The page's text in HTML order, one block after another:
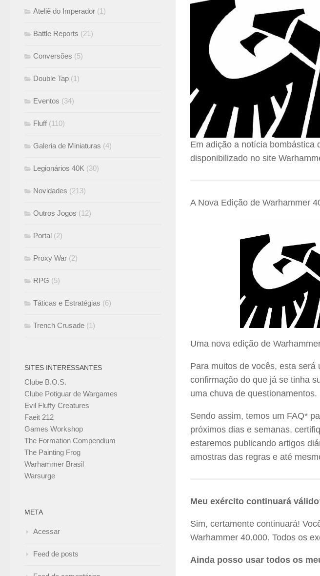
Em adição a notícia bombástica
disponibilizado no site
A Nova Edição de Warhammer
Uma nova edição de
Para muitos de vocês, esta
confirmação do que já se tinha
uma chuva de questionamentos.
Sendo assim, temos um FAQ*
próximos dias e semanas,
estaremos publicando artigos
amostras das regras e até
Meu exército continuará
Sim, certamente continuará!
Warhammer 40.000. Todos os
Ainda posso usar todos os
Ateliê do Imperador (1)
Battle Reports (21)
Conversões (5)
Double Tap (1)
Eventos (34)
Fluff (110)
Galeria de Miniaturas (4)
Legionários 40K (30)
Novidades (213)
Outros Jogos (12)
Portal (2)
Proxy War (2)
RPG (5)
Táticas e Estratégias (6)
Trench Crusade (1)
SITES INTERESSANTES
Clube B.O.S.
Clube Potiguar de Wargames
Evil Fluffy Creatures
Faeit 212
Games Workshop
The Formation Compendium
The Painting Frog
Warhammer Brasil
Warsurge
META
Acessar
Feed de posts